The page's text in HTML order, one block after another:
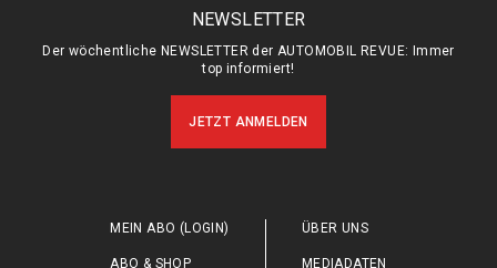
NEWSLETTER
Der wöchentliche NEWSLETTER der AUTOMOBIL REVUE: Immer
top informiert!
JETZT ANMELDEN
MEIN ABO (LOGIN)
ABO & SHOP
ÜBER UNS
MEDIADATEN